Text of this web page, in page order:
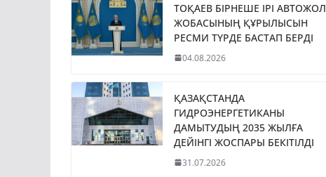
ТОҚАЕВ БІРНЕШЕ ІРІ АВТОЖОЛ
ЖОБАСЫНЫҢ ҚҰРЫЛЫСЫН
РЕСМИ ТҮРДЕ БАСТАП БЕРДІ
04.08.2026
ҚАЗАҚСТАНДА
ГИДРОЭНЕРГЕТИКАНЫ
ДАМЫТУДЫҢ 2035 ЖЫЛҒА
ДЕЙІНГІ ЖОСПАРЫ БЕКІТІЛДІ
31.07.2026